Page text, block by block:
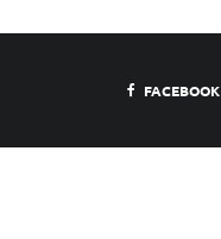
FACEBOOK